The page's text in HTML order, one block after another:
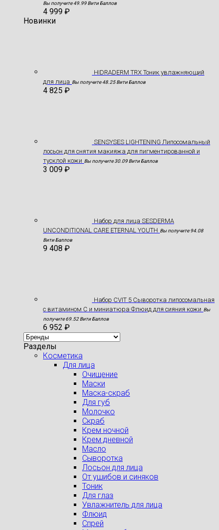
Вы получите 49.99 Вити Баллов
4 999 ₽
Новинки
HIDRADERM TRX Тоник увлажняющий
для лица Вы получите 48.25 Вити Баллов
4 825 ₽
SENSYSES LIGHTENING Липосомальный
лосьон для снятия макияжа для пигментированной и
тусклой кожи Вы получите 30.09 Вити Баллов
3 009 ₽
Hабор для лица SESDERMA
UNCONDITIONAL CARE ETERNAL YOUTH Вы получите 94.08
Вити Баллов
9 408 ₽
Набор CVIT 5 Сыворотка липосомальная
с витамином С и миниатюра Флюид для сияния кожи Вы
получите 69.52 Вити Баллов
6 952 ₽
Разделы
Косметика
Для лица
Очищение
Маски
Маска-скраб
Для губ
Молочко
Скраб
Крем ночной
Крем дневной
Масло
Сыворотка
Лосьон для лица
От ушибов и синяков
Тоник
Для глаз
Увлажнитель для лица
Флюид
Спрей